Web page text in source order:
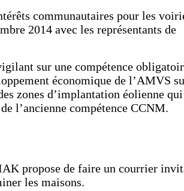
communautaires pour les
2014 avec les représentants de
sur une compétence
économique de l’AMVS
zones d’implantation éolienne qui
l’ancienne compétence CCNM.
propose de faire un courrier
les maisons.